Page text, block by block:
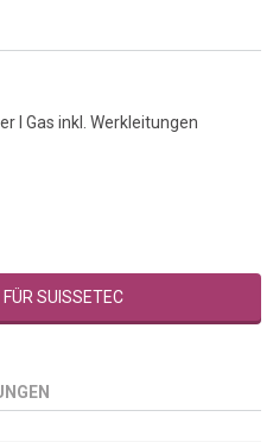
I Gas inkl. Werkleitungen
SUISSETEC